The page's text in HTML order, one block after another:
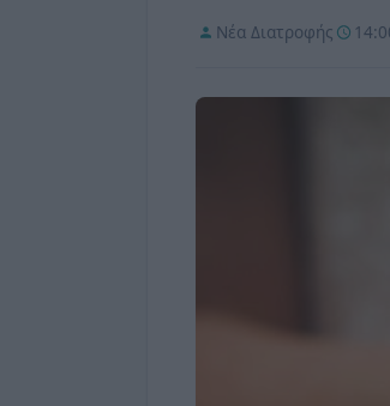
Νέα Διατροφής